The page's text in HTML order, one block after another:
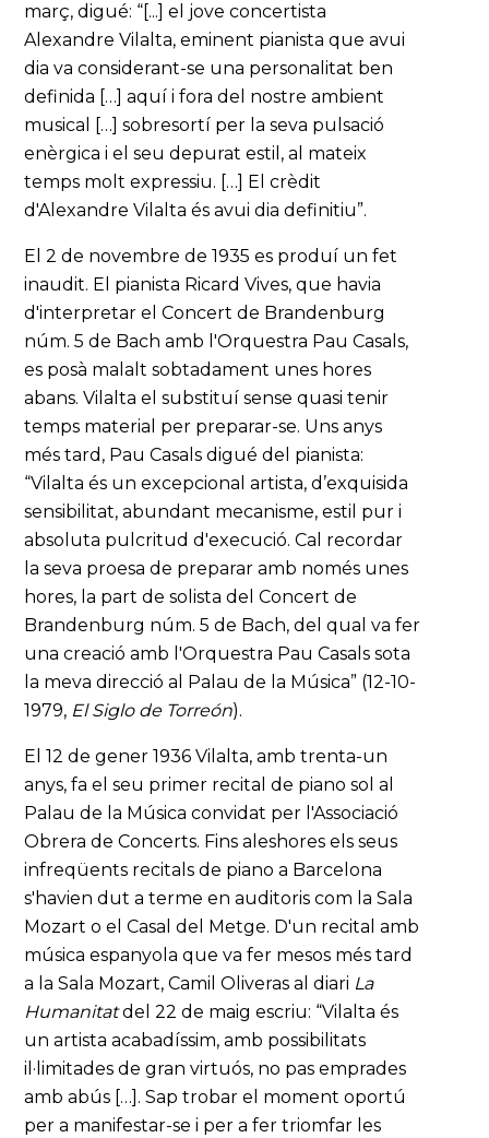
març, digué: “[...] el jove concertista
Alexandre Vilalta, eminent pianista que avui
dia va considerant-se una personalitat ben
definida […] aquí i fora del nostre ambient
musical […] sobresortí per la seva pulsació
enèrgica i el seu depurat estil, al mateix
temps molt expressiu. […] El crèdit
d'Alexandre Vilalta és avui dia definitiu”.
El 2 de novembre de 1935 es produí un fet
inaudit. El pianista Ricard Vives, que havia
d'interpretar el Concert de Brandenburg
núm. 5 de Bach amb l'Orquestra Pau Casals,
es posà malalt sobtadament unes hores
abans. Vilalta el substituí sense quasi tenir
temps material per preparar-se. Uns anys
més tard, Pau Casals digué del pianista:
“Vilalta és un excepcional artista, d’exquisida
sensibilitat, abundant mecanisme, estil pur i
absoluta pulcritud d'execució. Cal recordar
la seva proesa de preparar amb només unes
hores, la part de solista del Concert de
Brandenburg núm. 5 de Bach, del qual va fer
una creació amb l'Orquestra Pau Casals sota
la meva direcció al Palau de la Música” (12-10-
1979, El Siglo de Torreón).
El 12 de gener 1936 Vilalta, amb trenta-un
anys, fa el seu primer recital de piano sol al
Palau de la Música convidat per l'Associació
Obrera de Concerts. Fins aleshores els seus
infreqüents recitals de piano a Barcelona
s'havien dut a terme en auditoris com la Sala
Mozart o el Casal del Metge. D'un recital amb
música espanyola que va fer mesos més tard
a la Sala Mozart, Camil Oliveras al diari La
Humanitatdel 22 de maig escriu: “Vilalta és
un artista acabadíssim, amb possibilitats
il·limitades de gran virtuós, no pas emprades
amb abús […]. Sap trobar el moment oportú
per a manifestar-se i per a fer triomfar les